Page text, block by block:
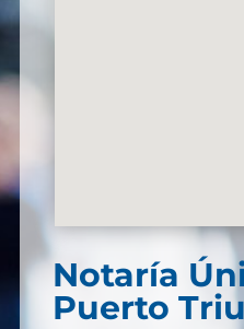
Notaría
Puerto